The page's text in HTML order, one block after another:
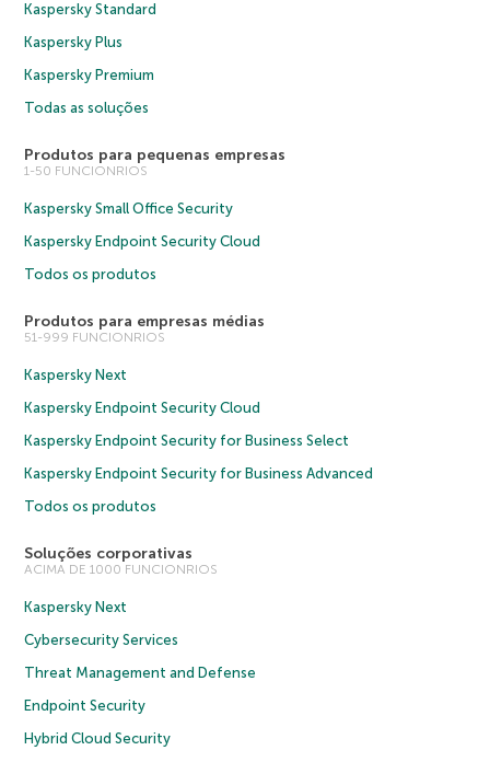
Kaspersky Standard
Kaspersky Plus
Kaspersky Premium
Todas as soluções
Produtos para pequenas empresas
1-50 FUNCIONRIOS
Kaspersky Small Office Security
Kaspersky Endpoint Security Cloud
Todos os produtos
Produtos para empresas médias
51-999 FUNCIONRIOS
Kaspersky Next
Kaspersky Endpoint Security Cloud
Kaspersky Endpoint Security for Business Select
Kaspersky Endpoint Security for Business Advanced
Todos os produtos
Soluções corporativas
ACIMA DE 1000 FUNCIONRIOS
Kaspersky Next
Cybersecurity Services
Threat Management and Defense
Endpoint Security
Hybrid Cloud Security